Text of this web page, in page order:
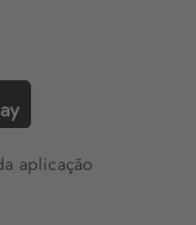
aplicação